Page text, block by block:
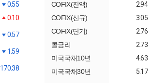
0.55
0.10
0.57
1.59
170.38
COFIX(잔액)
2.94
COFIX(신규)
3.05
COFIX(단기)
2.76
콜금리
2.73
미국국채10년
4.63
미국국채30년
5.17